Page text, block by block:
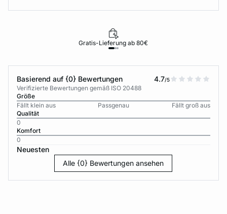
Gratis-Lieferung ab 80€
Basierend auf {0} Bewertungen 4.7/5
Verifizierte Bewertungen gemäß ISO 20488
Größe
Fällt klein aus
Passgenau
Fällt groß aus
Qualität
0
Komfort
0
Neuesten
Alle {0} Bewertungen ansehen